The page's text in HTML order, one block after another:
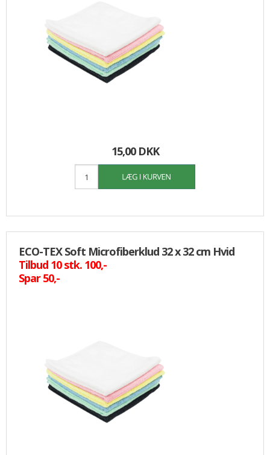
15,00 DKK
ECO-TEX Soft Microfiberklud 32 x 32 cm Hvid
Tilbud 10 stk. 100,-
Spar 50,-